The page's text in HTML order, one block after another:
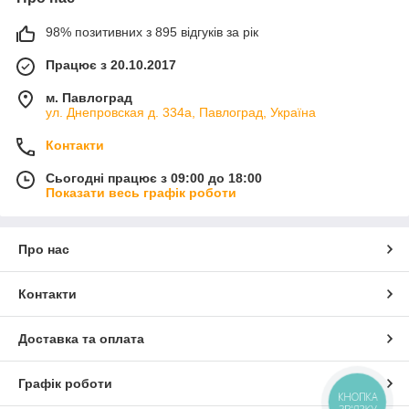
необхідним. Реалізуємо сайлентблоки передніх і задніх
важелів, підрамника, балок і т. д. Наша продукція недорого
коштує, завдяки прямим поставкам від перевірених
виробників автодеталей. Вона буде корисна власникам
транспортних засобів марки Opel, так і професійним
майстрам з ремонту. Сайлентблоки в хорошому стані —
основа керованого поведінки автомобіля на дорозі та
98% позитивних з 895 відгуків за рік
Працює з 20.10.2017
м. Павлоград
ул. Днепровская д. 334а, Павлоград, Україна
Контакти
Сьогодні працює з 09:00 до 18:00
Показати весь графік роботи
Про нас
Контакти
Доставка та оплата
Графік роботи
КНОПКА